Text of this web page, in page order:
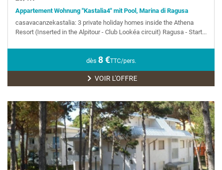
Appartement Wohnung "Kastalia4" mit Pool, Marina di Ragusa
casavacanzekastalia: 3 private holiday homes inside the Athena
Resort (Inserted in the Alpitour - Club Lookéa circuit) Ragusa - Start...
dès 8€TTC/pers.
VOIR L'OFFRE